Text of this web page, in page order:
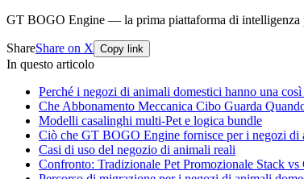
GT BOGO Engine — la prima piattaforma di intelligenza
ShareShare on X Copy link
In questo articolo
Perché i negozi di animali domestici hanno una
Che Abbonamento Meccanica Cibo Guarda
Modelli casalinghi multi-Pet e logica bundle
Ciò che GT BOGO Engine fornisce per i negozi di
Casi di uso del negozio di animali reali
Confronto: Tradizionale Pet Promozionale Stack